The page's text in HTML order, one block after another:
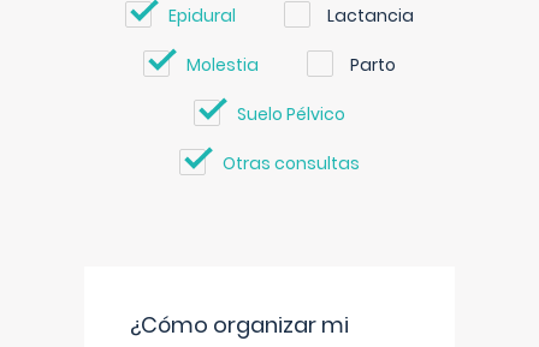
Epidural Lactancia
Molestia Parto
Suelo Pélvico
Otras consultas
¿Cómo organizar mi